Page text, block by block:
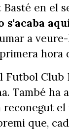
en el
a
hora
Futbol Club
També ha
reconegut
que,